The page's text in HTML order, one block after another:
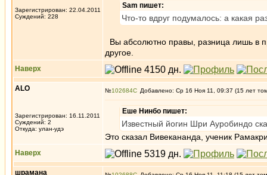
Зарегистрирован: 22.04.2011
Суждений: 228
Sam пишет:
Что-то вдруг подумалось: а какая
Вы абсолютно правы, разница лишь в
другое.
Наверх
ALO
Зарегистрирован: 16.11.2011
Суждений: 2
Откуда: улан-удэ
№102684 Добавлено: Ср 16 Ноя 11, 09:37 (15 лет
Еше Нинбо пишет:
Известный йогин Шри Ауробиндо
Это сказал Вивекананда, ученик
Наверх
шрамана